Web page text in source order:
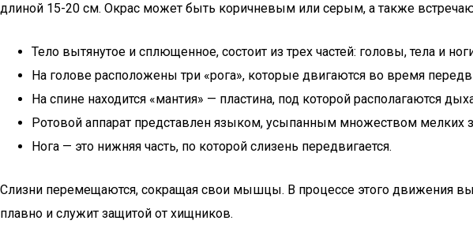
длиной 15-20 см. Окрас может быть коричневым или серым, а также
Тело вытянутое и сплющенное, состоит из трех частей: головы, тела и
На голове расположены три «рога», которые двигаются во время
На спине находится «мантия» — пластина, под которой располагаются
Ротовой аппарат представлен языком, усыпанным множеством мелких
Нога — это нижняя часть, по которой слизень передвигается.
Слизни перемещаются, сокращая свои мышцы. В процессе этого движения
плавно и служит защитой от хищников.